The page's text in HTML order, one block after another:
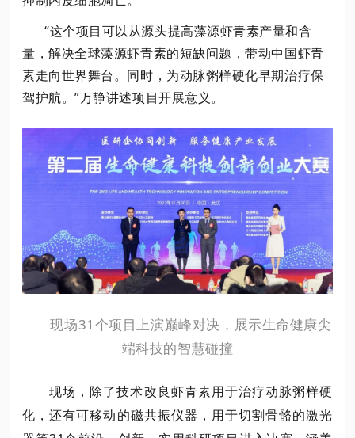
“这个项目可以从源头提高藻源虾青素产量和含
量，解决全球藻源虾青素的短缺问题，带动中国虾青
素走向世界舞台。同时，为动脉粥样硬化早期治疗保
驾护航。”万静讲述项目开展意义。
现场31个项目上演巅峰对决，展示生命健康尖
端科技的智慧碰撞
现场，除了技术改良虾青素用于治疗动脉粥样硬
化，还有可移动的磁共振仪器，用于切割骨骼的激光